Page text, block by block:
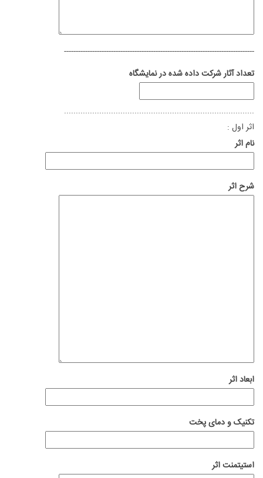
---------------------------------------------------------------------------------
تعداد آثار شرکت داده شده در نمایشگاه
.................................................................................
اثر اول :
نام اثر
شرح اثر
ابعاد اثر
تکنیک و دمای پخت
استیتمنت اثر